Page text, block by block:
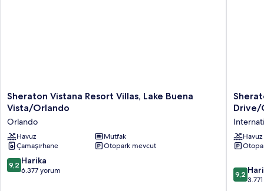
Sheraton
Vistana
Resort
Villas,
Lake
Buena
Vista/Orlando
Orlando
Sheraton Vistana Resort Villas, Lake Buena
Vista/Orlando
Orlando
Havuz
Mutfak
Çamaşırhane
Otopark mevcut
10
üzerinden
9,2 Harika
6.377 yorum
Vistana
Villages
Resort
Villas,
I-
Drive
Drive/
Havuz
10
9,2